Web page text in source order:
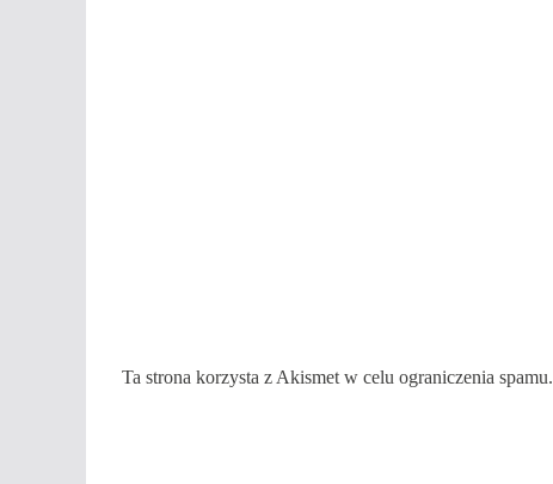
Ta strona korzysta z Akismet w celu ograniczenia spamu.